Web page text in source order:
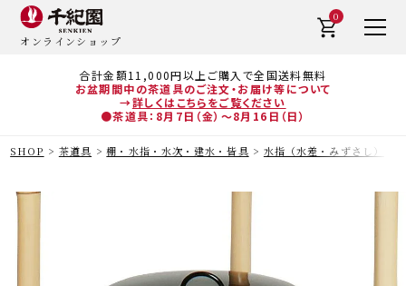
合計金額11,000円以上ご購入で全国送料無料
お盆期間中の茶道具のご注文・お届け等について
→詳しくはこちらをご覧ください
●茶道具：8月7日（金）～8月16日（日）
オンラインショップ
0
SHOP 茶道具 棚・水指・水次・建水・皆具 水指（水差・みずさし）